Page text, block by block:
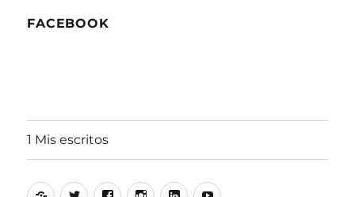
FACEBOOK
1 Mis escritos
AlfonsoTwitterFacebookInstagram
LinkedinYoutube